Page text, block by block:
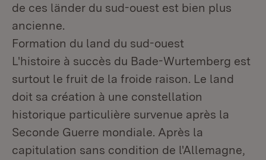
de ces länder du sud-ouest est bien plus
ancienne.
Formation du land du sud-ouest
L'histoire à succès du Bade-Wurtemberg est
surtout le fruit de la froide raison. Le land
doit sa création à une constellation
historique particulière survenue après la
Seconde Guerre mondiale. Après la
capitulation sans condition de l'Allemagne,